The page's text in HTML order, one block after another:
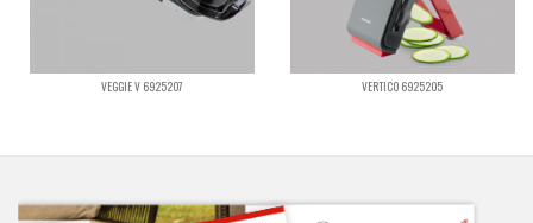
VEGGIE V 6925207 VERTICO 6925205